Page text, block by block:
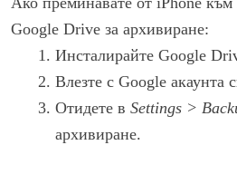
Google Drive за архивиране:
Инсталирайте Google
Влезте с Google акаунта
Отидете в Settings >
архивиране.